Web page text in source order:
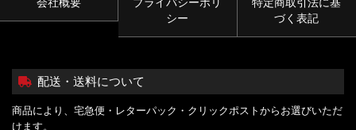
シー
づく表記
配送・送料について
商品により、宅急便・レターパック・クリックポストからお選びいただ
けます。